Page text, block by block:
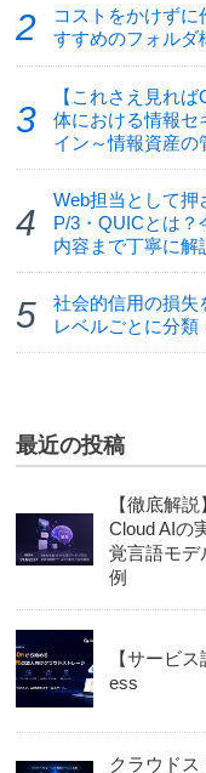
コストをかけずに
すすめのフォルダ
【これさえ見れ
体における情報セ
イン～情報資産の
Web担当として押
P/3・QUICとは？
内容まで丁寧に解
社会的信用の損失
レベルごとに分類
最近の投稿
【徹底解
Cloud AIの
覚言語モデ
例
【サービ
ess
クラウド